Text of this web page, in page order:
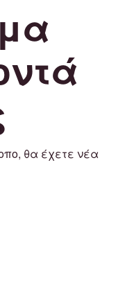
θα έχετε νέα